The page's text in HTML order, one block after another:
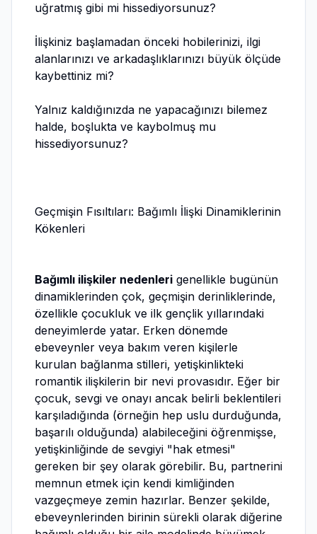
uğratmış gibi mi hissediyorsunuz?
İlişkiniz başlamadan önceki hobilerinizi, ilgi
alanlarınızı ve arkadaşlıklarınızı büyük ölçüde
kaybettiniz mi?
Yalnız kaldığınızda ne yapacağınızı bilemez
halde, boşlukta ve kaybolmuş mu
hissediyorsunuz?
Geçmişin Fısıltıları: Bağımlı İlişki Dinamiklerinin
Kökenleri
Bağımlı ilişkiler nedenleri genellikle bugünün
dinamiklerinden çok, geçmişin derinliklerinde,
özellikle çocukluk ve ilk gençlik yıllarındaki
deneyimlerde yatar. Erken dönemde
ebeveynler veya bakım veren kişilerle
kurulan bağlanma stilleri, yetişkinlikteki
romantik ilişkilerin bir nevi provasıdır. Eğer bir
çocuk, sevgi ve onayı ancak belirli beklentileri
karşıladığında (örneğin hep uslu durduğunda,
başarılı olduğunda) alabileceğini öğrenmişse,
yetişkinliğinde de sevgiyi "hak etmesi"
gereken bir şey olarak görebilir. Bu, partnerini
memnun etmek için kendi kimliğinden
vazgeçmeye zemin hazırlar. Benzer şekilde,
ebeveynlerinden birinin sürekli olarak diğerine